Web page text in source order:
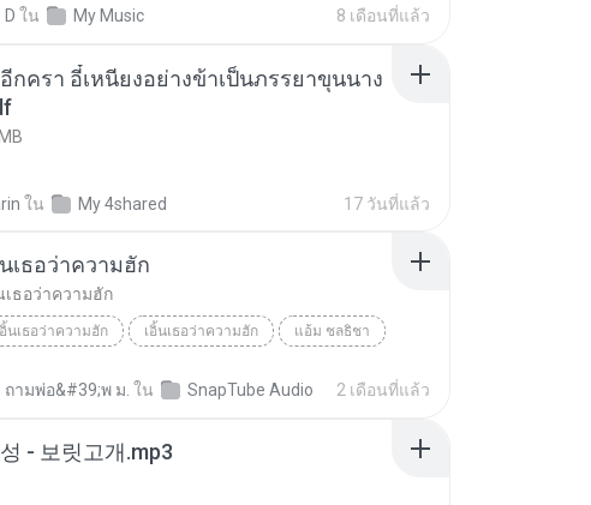
D ใน My Music 8 เดือนที่แล้ว
กครา อี๋เหนียงอย่างข้าเป็นภรรยาขุนนาง
ใน My 4shared 17 วันที่แล้ว
เธอว่าความฮัก
เธอว่าความฮัก
อิ้นเธอว่าความฮัก เอิ้นเธอว่าความฮัก แอ้ม ชลธิชา
ถามพ่อ&#39;พ ม. ใน SnapTube Audio 2 เดือนที่แล้ว
- 보릿고개.mp3